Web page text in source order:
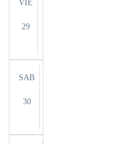
VIE
29
SAB
30